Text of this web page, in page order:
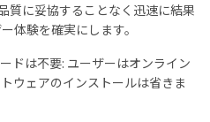
質に妥協することなく迅速に結果
体験を確実にします。
ドは不要: ユーザーはオンライン
ウェアのインストールは省きま